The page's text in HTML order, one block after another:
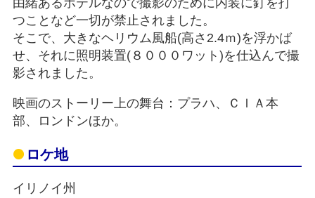
由緒あるホテルなので撮影のために内装に釘を打
つことなど一切が禁止されました。
そこで、大きなヘリウム風船(高さ2.4ｍ)を浮かば
せ、それに照明装置(８０００ワット)を仕込んで撮
影されました。
映画のストーリー上の舞台：プラハ、ＣＩＡ本
部、ロンドンほか。
ロケ地
イリノイ州